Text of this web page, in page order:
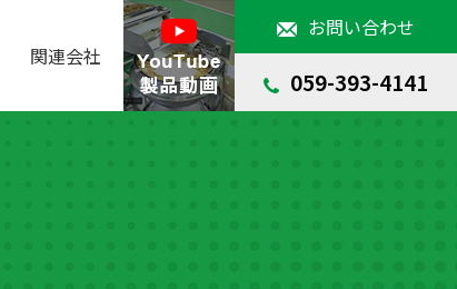
関連会社
お問い合わせ
059-393-4141